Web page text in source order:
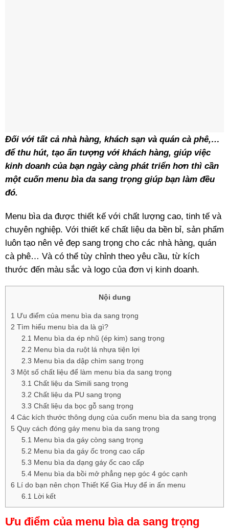
Đối với tất cả nhà hàng, khách sạn và quán cà phê,…
để thu hút, tạo ấn tượng với khách hàng, giúp việc
kinh doanh của bạn ngày càng phát triển hơn thì cần
một cuốn menu bìa da sang trọng giúp bạn làm đều
đó.
Menu bìa da được thiết kế với chất lượng cao, tinh tế và
chuyên nghiệp. Với thiết kế chất liệu da bền bỉ, sản phẩm
luôn tạo nên vẻ đẹp sang trọng cho các nhà hàng, quán
cà phê… Và có thể tùy chỉnh theo yêu cầu, từ kích
thước đến màu sắc và logo của đơn vị kinh doanh.
Nội dung
1 Ưu điểm của menu bìa da sang trọng
2 Tìm hiểu menu bìa da là gì?
2.1 Menu bìa da ép nhũ (ép kim) sang trọng
2.2 Menu bìa da ruột lá nhựa tiện lợi
2.3 Menu bìa da dập chìm sang trọng
3 Một số chất liệu để làm menu bìa da sang trọng
3.1 Chất liệu da Simili sang trọng
3.2 Chất liệu da PU sang trọng
3.3 Chất liệu da bọc gỗ sang trọng
4 Các kích thước thông dụng của cuốn menu bìa da sang trọng
5 Quy cách đóng gáy menu bìa da sang trọng
5.1 Menu bìa da gáy còng sang trọng
5.2 Menu bìa da gáy ốc trong cao cấp
5.3 Menu bìa da dạng gáy ốc cao cấp
5.4 Menu bìa da bồi mở phẳng nẹp góc 4 góc cạnh
6 Lí do bạn nên chọn Thiết Kế Gia Huy để in ấn menu
6.1 Lời kết
Ưu điểm của menu bìa da sang trọng